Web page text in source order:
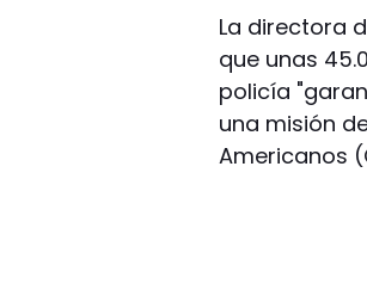
La directora
que unas
policía
una misión
Americanos